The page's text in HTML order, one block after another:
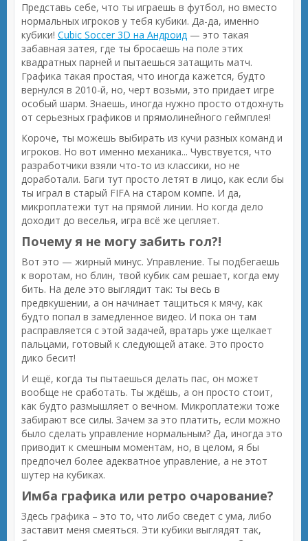
Представь себе, что ты играешь в футбол, но вместо
нормальных игроков у тебя кубики. Да-да, именно
кубики! Cubic Soccer 3D на Андроид — это такая
забавная затея, где ты бросаешь на поле этих
квадратных парней и пытаешься затащить матч.
Графика такая простая, что иногда кажется, будто
вернулся в 2010-й, но, черт возьми, это придает игре
особый шарм. Знаешь, иногда нужно просто отдохнуть
от серьезных графиков и прямолинейного геймплея!
Короче, ты можешь выбирать из кучи разных команд и
игроков. Но вот именно механика... Чувствуется, что
разработчики взяли что-то из классики, но не
доработали. Баги тут просто летят в лицо, как если бы
ты играл в старый FIFA на старом компе. И да,
микроплатежи тут на прямой линии. Но когда дело
доходит до веселья, игра всё же цепляет.
Почему я не могу забить гол?!
Вот это — жирный минус. Управление. Ты подбегаешь
к воротам, но блин, твой кубик сам решает, когда ему
бить. На деле это выглядит так: ты весь в
предвкушении, а он начинает тащиться к мячу, как
будто попал в замедленное видео. И пока он там
расправляется с этой задачей, вратарь уже щелкает
пальцами, готовый к следующей атаке. Это просто
дико бесит!
И ещё, когда ты пытаешься делать пас, он может
вообще не сработать. Ты ждёшь, а он просто стоит,
как будто размышляет о вечном. Микроплатежи тоже
забирают все силы. Зачем за это платить, если можно
было сделать управление нормальным? Да, иногда это
приводит к смешным моментам, но, в целом, я бы
предпочел более адекватное управление, а не этот
шутер на кубиках.
Имба графика или ретро очарование?
Здесь графика – это то, что либо сведет с ума, либо
заставит меня смеяться. Эти кубики выглядят так,